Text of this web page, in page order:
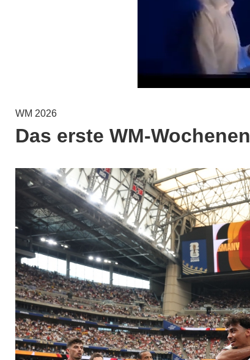
WM 2026
Das erste WM-